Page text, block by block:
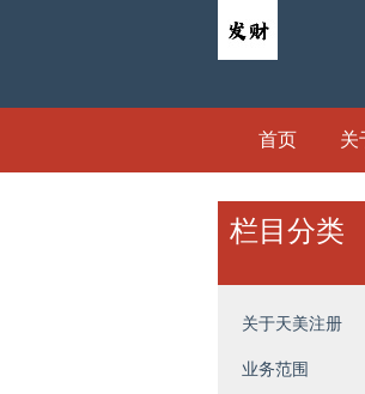
首页 关
栏目分类
关于天美注册
业务范围